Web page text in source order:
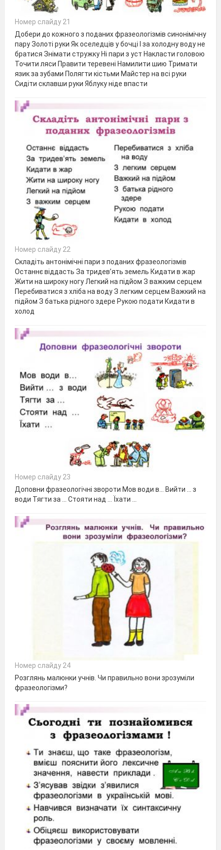
Номер слайду 21
Добери до кожного з поданих фразеологізмів синонімічну
пару Золоті руки Як оселедців у бочці І за холодну воду не
братися Знімати стружку Ні пари з уст Накласти головою
Точити ляси Правити теревені Намилити шию Тримати
язик за зубами Полягти кістьми Майстер на всі руки
Сидіти склавши руки Яблуку ніде впасти
Номер слайду 22
Складіть антонімічні пари з поданих фразеологізмів
Останнє віддасть За тридев’ять земель Кидати в жар
Жити на широку ногу Легкий на підйом З важким серцем
Перебиватися з хліба на воду З легким серцем Важкий на
підйом З батька рідного здере Рукою подати Кидати в
холод
Номер слайду 23
Доповни фразеологічні звороти Мов води в… Вийти … з
води Тягти за … Стояти над … Їхати …
Номер слайду 24
Розглянь малюнки учнів. Чи правильно вони зрозуміли
фразеологізми?